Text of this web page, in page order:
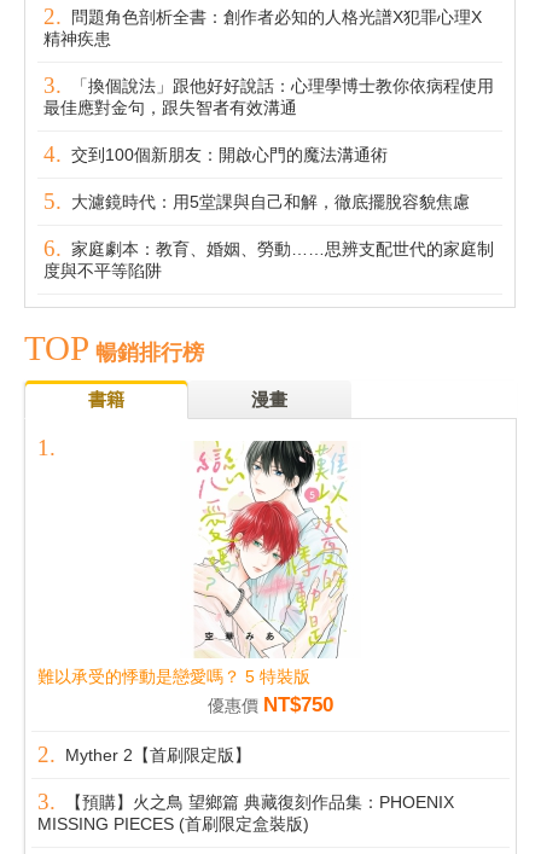
問題角色剖析全書：創作者必知的人格光譜X犯罪心理X
精神疾患
「換個說法」跟他好好說話：心理學博士教你依病程使用
最佳應對金句，跟失智者有效溝通
交到100個新朋友：開啟心門的魔法溝通術
大濾鏡時代：用5堂課與自己和解，徹底擺脫容貌焦慮
家庭劇本：教育、婚姻、勞動……思辨支配世代的家庭制
度與不平等陷阱
TOP 暢銷排行榜
書籍 漫畫
難以承受的悸動是戀愛嗎？ 5 特裝版
優惠價 NT$750
Myther 2【首刷限定版】
【預購】火之鳥 望鄉篇 典藏復刻作品集：PHOENIX
MISSING PIECES (首刷限定盒裝版)